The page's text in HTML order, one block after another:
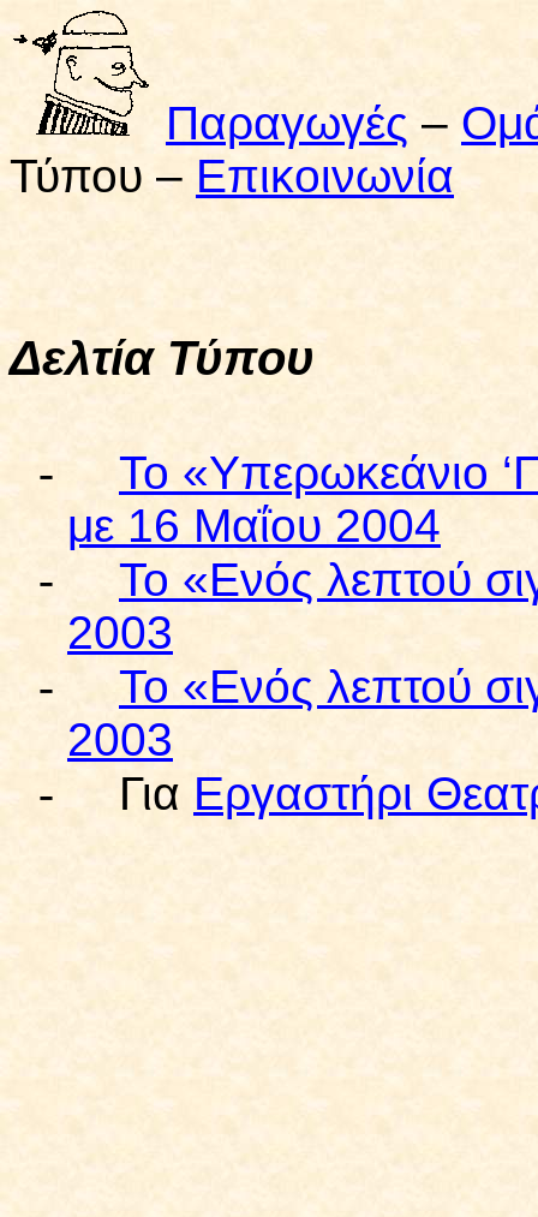
Παραγωγές –
Τύπου – Επικοινωνία
Δελτία Τύπου
-
Το «Υπερωκεάνιο
με 16 Μαΐου 2004
-
Το «Ενός λεπτού
2003
-
Το «Ενός λεπτού
2003
-
Για Εργαστήρι